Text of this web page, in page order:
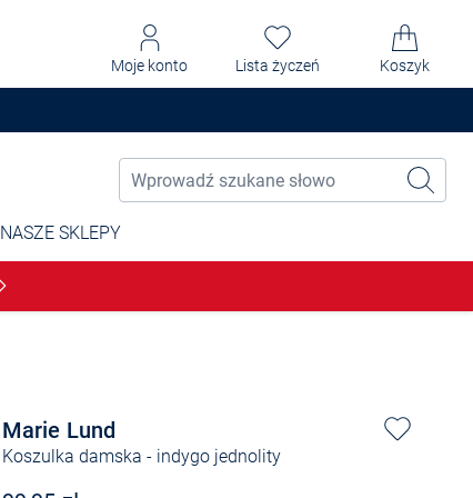
Moje konto Lista życzeń Koszyk
NASZE SKLEPY
Marie Lund
Koszulka damska - indygo jednolity